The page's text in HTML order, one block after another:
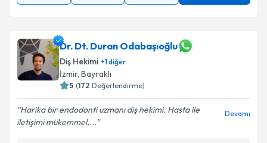
Dr. Dt. Duran Odabaşıoğlu
Diş Hekimi +1diğer
İzmir, Bayraklı
5 (172 Değerlendirme)
Harika bir endodonti uzmanı diş hekimi. Hasta ile
iletişimi mükemmel,...
Devamı